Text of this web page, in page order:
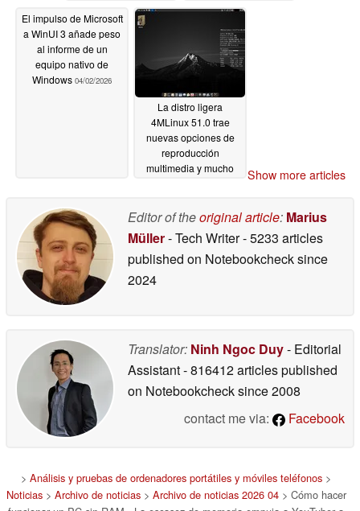
04/02/2026
El impulso de Microsoft
a WinUI 3 añade peso
al informe de un
equipo nativo de
Windows 04/02/2026
La distro ligera
4MLinux 51.0 trae
nuevas opciones de
reproducción
multimedia y mucho
Show more articles
Editor of theoriginal article: Marius
Müller- Tech Writer- 5233 articles
published on Notebookchecksince
2024
Translator: Ninh Ngoc Duy- Editorial
Assistant- 816412 articles published
on Notebookchecksince 2008
contact me via:
Facebook
> Análisis y pruebas de ordenadores portátiles y móviles teléfonos >
Noticias> Archivo de noticias> Archivo de noticias 2026 04> Cómo hacer